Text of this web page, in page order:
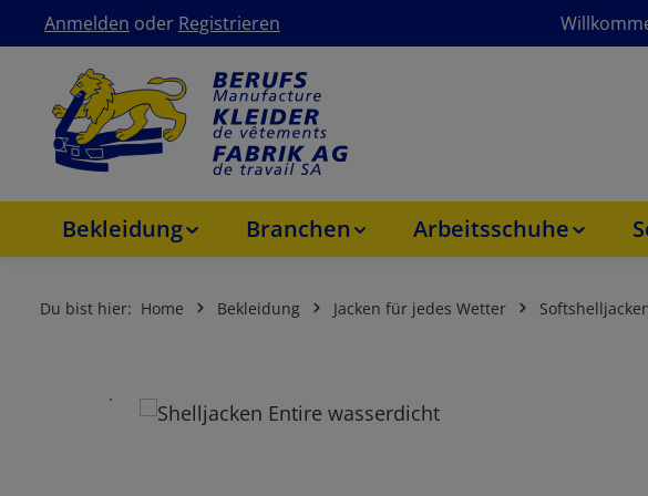
Hauptinhalt springen
Zur Hauptnavigation springen
Anmelden oder Registrieren
Bekleidung Branchen Arbeitsschuhe
Du bist hier: Home Bekleidung Jacken für jedes Wetter
Bildergalerie überspringen